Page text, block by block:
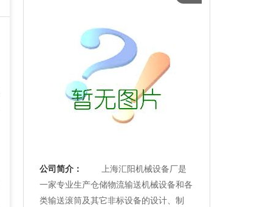
公司简介： 上海汇阳机械设备厂是
一家专业生产仓储物流输送机械设备和各
类输送滚筒及其它非标设备的设计、制
公司简介：
司是专业的代理商
以提供客户高品质